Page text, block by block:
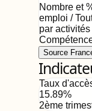
Nombre et
emploi /
par
Source
Taux
15.89%
2ème